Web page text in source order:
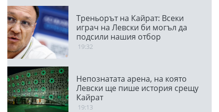
Треньорът на Кайрат: Всеки
играч на Левски би могъл да
подсили нашия отбор
19:32
Непознатата арена, на която
Левски ще пише история срещу
Кайрат
19:13